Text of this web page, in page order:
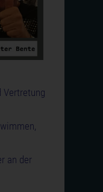
Vertretung
an der